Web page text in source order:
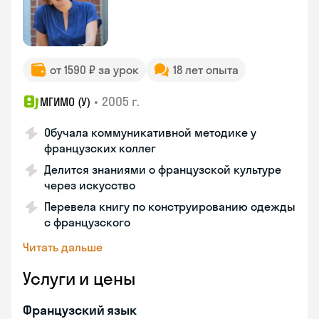
от 1590 ₽ за урок 18 лет опыта
МГИМО (У) • 2005 г.
Обучала коммуникативной методике у
французских коллег
Делится знаниями о французской культуре
через искусство
Перевела книгу по конструированию одежды
с французского
Читать дальше
Услуги и цены
Французский язык